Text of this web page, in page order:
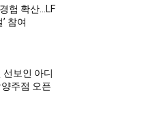
험 확산…LF
참여
선보인 아디
주점 오픈